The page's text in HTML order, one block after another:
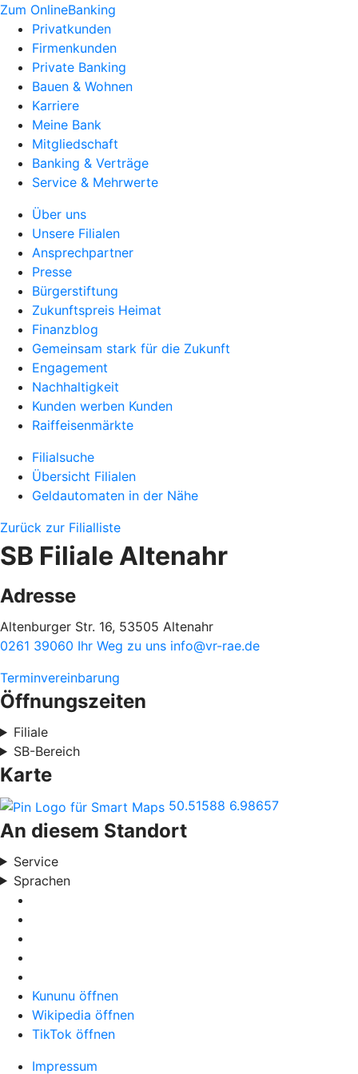
Zum OnlineBanking
Privatkunden
Firmenkunden
Private Banking
Bauen & Wohnen
Karriere
Meine Bank
Mitgliedschaft
Banking & Verträge
Service & Mehrwerte
Über uns
Unsere Filialen
Ansprechpartner
Presse
Bürgerstiftung
Zukunftspreis Heimat
Finanzblog
Gemeinsam stark für die Zukunft
Engagement
Nachhaltigkeit
Kunden werben Kunden
Raiffeisenmärkte
Filialsuche
Übersicht Filialen
Geldautomaten in der Nähe
Zurück zur Filialliste
SB Filiale Altenahr
Adresse
Altenburger Str. 16, 53505 Altenahr
0261 39060 Ihr Weg zu uns info@vr-rae.de
Terminvereinbarung
Öffnungszeiten
Filiale
SB-Bereich
Karte
50.51588 6.98657
An diesem Standort
Service
Sprachen
Kununu öffnen
Wikipedia öffnen
TikTok öffnen
Impressum